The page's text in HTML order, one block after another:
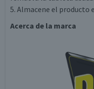
5. Almacene el producto
Acerca de la marca